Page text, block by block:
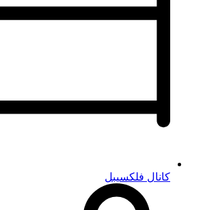
کانال فلکسیبل